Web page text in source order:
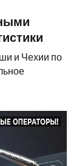
и Чехии по